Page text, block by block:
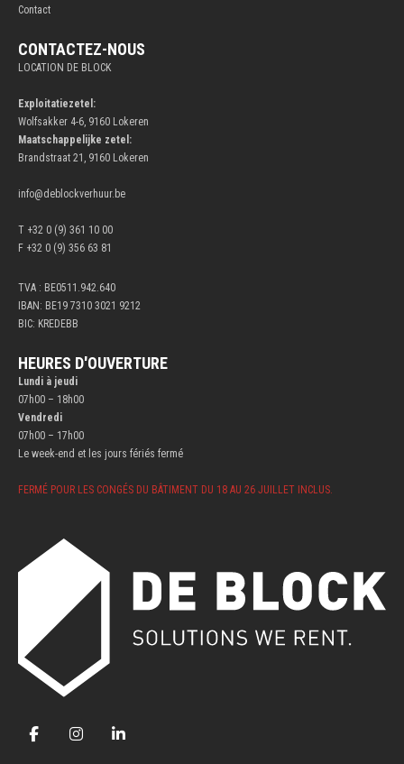
Contact
CONTACTEZ-NOUS
LOCATION DE BLOCK
Exploitatiezetel:
Wolfsakker 4-6, 9160 Lokeren
Maatschappelijke zetel:
Brandstraat 21, 9160 Lokeren
info@deblockverhuur.be
T +32 0 (9) 361 10 00
F +32 0 (9) 356 63 81
TVA : BE0511.942.640
IBAN: BE19 7310 3021 9212
BIC: KREDEBB
HEURES D'OUVERTURE
Lundi à jeudi
07h00 – 18h00
Vendredi
07h00 – 17h00
Le week-end et les jours fériés fermé
FERMÉ POUR LES CONGÉS DU BÂTIMENT DU 18 AU 26 JUILLET INCLUS.